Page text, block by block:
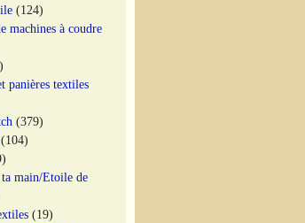
(124)
machines à coudre
panières textiles
(379)
(104)
main/Etoile de
(19)